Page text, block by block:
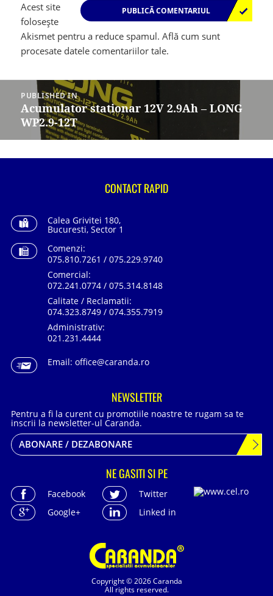
Acest site
folosește
Akismet pentru a reduce spamul.Află cum sunt
procesate datele comentariilor tale.
Navigare
articole
PUBLISHED IN
Acumulator stationar 12V 2.9Ah – LONG
WP2.9-12T
Copyright © 2026 Caranda
All rights reserved.
CONTACT RAPID
Calea Grivitei 180,
Bucuresti, Sector 1
Comenzi:
075.810.7261 / 075.229.9740
Comercial:
072.241.0774 / 075.314.8148
Calitate / Reclamatii:
074.323.8749 / 074.355.7919
Administrativ:
021.231.4444
Email: office@caranda.ro
NEWSLETTER
Pentru a fi la curent cu promotiile noastre te rugam sa te
inscrii la newsletter-ul Caranda.
ABONARE / DEZABONARE
NE GASITI SI PE
Facebook
Twitter
Google+
Linked in